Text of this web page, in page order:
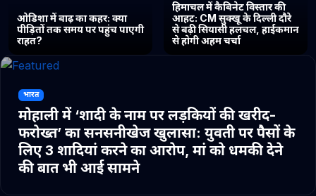
ओडिशा में बाढ़ का कहर: क्या
पीड़ितों तक समय पर पहुंच पाएगी
राहत?
हिमाचल में कैबिनेट विस्तार की
आहट: CM सुक्खू के दिल्ली दौरे
से बढ़ी सियासी हलचल, हाईकमान
से होगी अहम चर्चा
भारत
मोहाली में ‘शादी के नाम पर लड़कियों की खरीद-
फरोख्त’ का सनसनीखेज खुलासा: युवती पर पैसों के
लिए 3 शादियां करने का आरोप, मां को धमकी देने
की बात भी आई सामने